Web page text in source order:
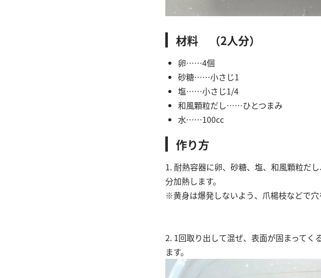
材料 （2人分）
卵……4個
砂糖……小さじ1
塩……小さじ1/4
和風顆粒だし……ひとつまみ
水……100cc
作り方
1. 耐熱容器に卵、砂糖、塩、和風顆粒だ
分加熱します。
※黄身は爆発しないよう、爪楊枝などで穴
2. 1回取り出して混ぜ、表面が固まって
ます。